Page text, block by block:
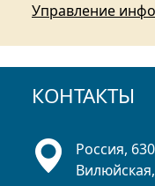
Управление
КОНТАКТЫ
Россия,